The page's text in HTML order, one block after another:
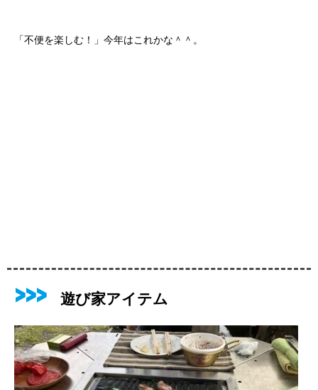
「不便を楽しむ！」今年はこれかな＾＾。
遊び家アイテム